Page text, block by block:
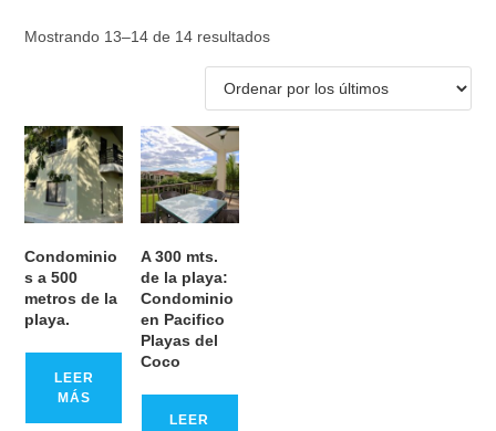
Mostrando 13–14 de 14 resultados
Condominio
s a 500
metros de la
playa.
LEER
MÁS
A 300 mts.
de la playa:
Condominio
en Pacifico
Playas del
Coco
LEER